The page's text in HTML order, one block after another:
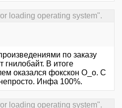
loading operating system".
по заказу
гнилобайт. В итоге
оказался фокскон О_о. С
Инфа 100%.
loading operating system".